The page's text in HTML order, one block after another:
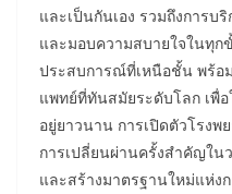
และเป็นกันเอง รวมถึงการบ
และมอบความสบายใจในทุ
ประสบการณ์ที่เหนือชั้น พร้อ
แพทย์ที่ทันสมัยระดับโลก เพื่
อยู่ยาวนาน การเปิดตัวโรงพ
การเปลี่ยนผ่านครั้งสำคัญใน
และสร้างมาตรฐานใหม่แห่ง